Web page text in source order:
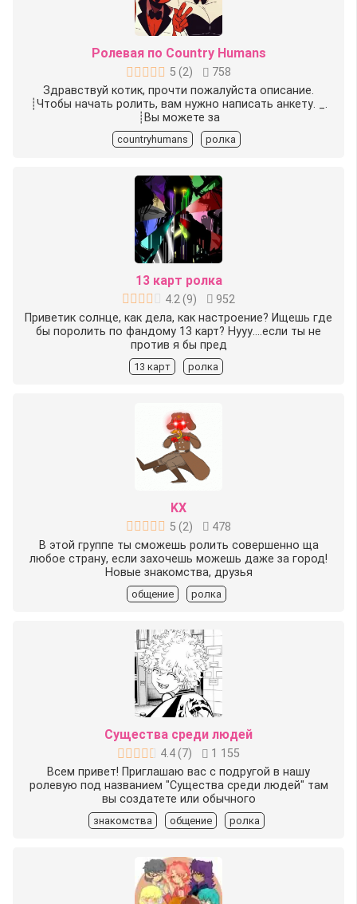
Ролевая по Country Humans
5 (2)
758
Здравствуй котик, прочти пожалуйста описание.
️┊Чтобы начать ролить, вам нужно написать анкету. _.
️┊Вы можете за
countryhumans ролка
13 карт ролка
4.2(9)
952
Приветик солнце, как дела, как настроение? Ищешь где
бы поролить по фандому 13 карт? Нууу….если ты не
против я бы пред
13 карт ролка
KX
5 (2)
478
В этой группе ты сможешь ролить совершенно ща
любое страну, если захочешь можешь даже за город!
Новые знакомства, друзья
общение ролка
Существа среди людей
4.4(7)
1 155
Всем привет! Приглашаю вас с подругой в нашу
ролевую под названием "Существа среди людей" там
вы создатете или обычного
знакомства общение ролка